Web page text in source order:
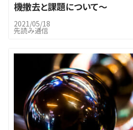
機撤去と課題について～
2021/05/18
先読み通信